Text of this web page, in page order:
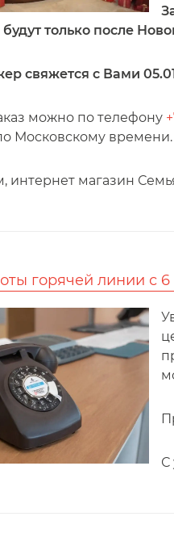
только после
свяжется с Вами
можно по телефону
Московскому времени.
интернет магазин
горячей линии с 6
С